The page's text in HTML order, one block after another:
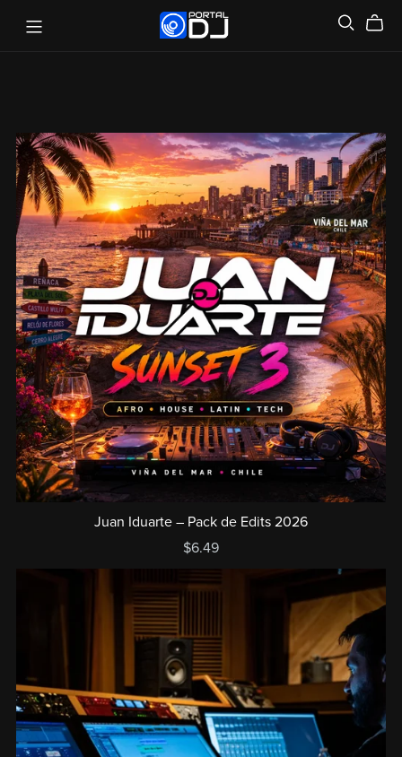
Juan Iduarte – Pack de Edits 2026
$6.49